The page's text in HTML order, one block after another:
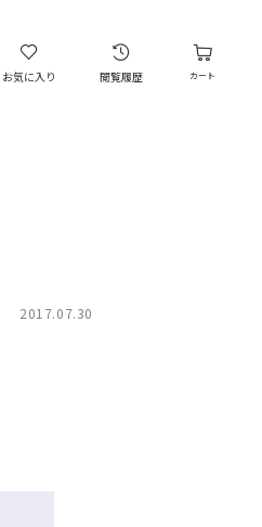
お気に入り 閲覧履歴 カート
2017.07.30